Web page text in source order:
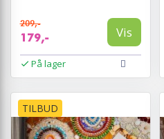
209,-
179,- Vis
På lager
TILBUD